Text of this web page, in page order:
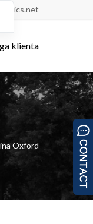
klienta
Oxford